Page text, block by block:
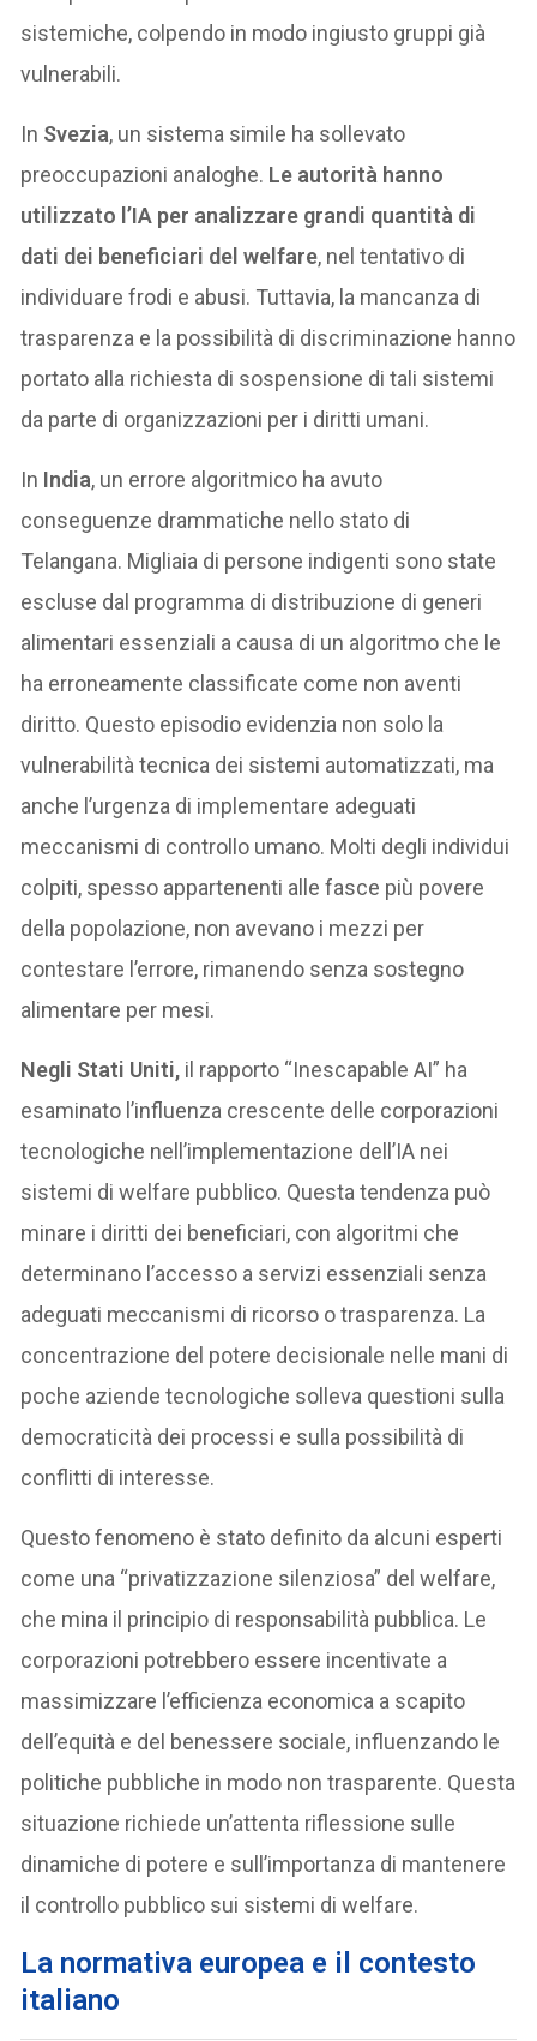
sistemiche, colpendo in modo ingiusto gruppi già
vulnerabili.
In Svezia, un sistema simile ha sollevato
preoccupazioni analoghe. Le autorità hanno
utilizzato l’IA per analizzare grandi quantità di
dati dei beneficiari del welfare, nel tentativo di
individuare frodi e abusi. Tuttavia, la mancanza di
trasparenza e la possibilità di discriminazione hanno
portato alla richiesta di sospensione di tali sistemi
da parte di organizzazioni per i diritti umani.
In India, un errore algoritmico ha avuto
conseguenze drammatiche nello stato di
Telangana. Migliaia di persone indigenti sono state
escluse dal programma di distribuzione di generi
alimentari essenziali a causa di un algoritmo che le
ha erroneamente classificate come non aventi
diritto. Questo episodio evidenzia non solo la
vulnerabilità tecnica dei sistemi automatizzati, ma
anche l’urgenza di implementare adeguati
meccanismi di controllo umano. Molti degli individui
colpiti, spesso appartenenti alle fasce più povere
della popolazione, non avevano i mezzi per
contestare l’errore, rimanendo senza sostegno
alimentare per mesi.
Negli Stati Uniti, il rapporto “Inescapable AI” ha
esaminato l’influenza crescente delle corporazioni
tecnologiche nell’implementazione dell’IA nei
sistemi di welfare pubblico. Questa tendenza può
minare i diritti dei beneficiari, con algoritmi che
determinano l’accesso a servizi essenziali senza
adeguati meccanismi di ricorso o trasparenza. La
concentrazione del potere decisionale nelle mani di
poche aziende tecnologiche solleva questioni sulla
democraticità dei processi e sulla possibilità di
conflitti di interesse.
Questo fenomeno è stato definito da alcuni esperti
come una “privatizzazione silenziosa” del welfare,
che mina il principio di responsabilità pubblica. Le
corporazioni potrebbero essere incentivate a
massimizzare l’efficienza economica a scapito
dell’equità e del benessere sociale, influenzando le
politiche pubbliche in modo non trasparente. Questa
situazione richiede un’attenta riflessione sulle
dinamiche di potere e sull’importanza di mantenere
il controllo pubblico sui sistemi di welfare.
La normativa europea e il contesto
italiano